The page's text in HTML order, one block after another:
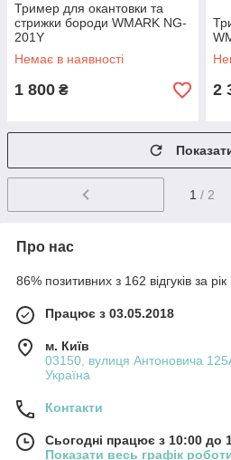
Тример для окантовки та
стрижки бороди WMARK NG-
201Y
Немає в наявності
1 800 ₴ 2
1 / 2
Про нас
86% позитивних з 162 відгуків за рік
Працює з 03.05.2018
м. Київ
03150, вулиця Антоновича
Україна
Контакти
Сьогодні працює з 10:00 до
Показати весь графік